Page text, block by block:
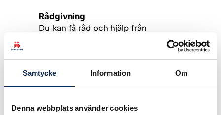
Samtycke Information Om
Denna webbplats använder cookies
Rådgivning
Du kan få råd och hjälp från
medlemsrådgivningen. I vissa lägen
kan du beviljas rättshjälp. Kontakta
Kompetensutveckling
möjlighet till kompetensutveckling,